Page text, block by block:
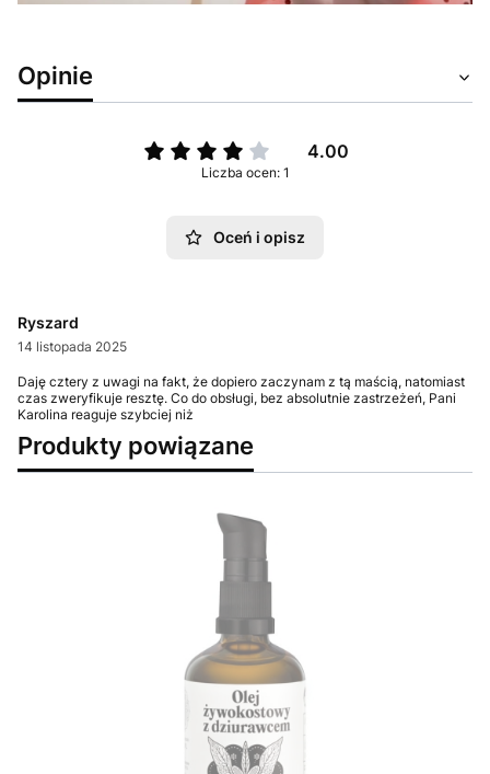
Opinie
4.00
Liczba ocen: 1
Oceń i opisz
Ryszard
14 listopada 2025
Daję cztery z uwagi na fakt, że dopiero zaczynam z tą maścią, natomiast
czas zweryfikuje resztę. Co do obsługi, bez absolutnie zastrzeżeń, Pani
Karolina reaguje szybciej niż
Produkty powiązane